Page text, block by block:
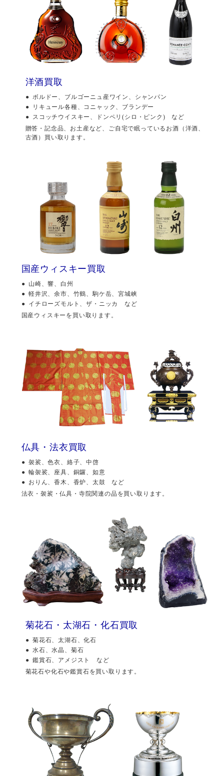
洋酒買取
ボルドー、ブルゴーニュ産ワイン、シャンパン
リキュール各種、コニャック、ブランデー
スコッチウイスキー、ドンペリ(シロ・ピンク) など
贈答・記念品、お土産など、ご自宅で眠っているお酒（洋酒、
古酒）買い取ります。
国産ウィスキー買取
山崎、響、白州
軽井沢、余市、竹鶴、駒ケ岳、宮城峡
イチローズモルト、ザ・ニッカ など
国産ウィスキーを買い取ります。
仏具・法衣買取
袈裟、色衣、絡子、中啓
輪袈裟、座具、銅鑼、如意
おりん、香木、香炉、太鼓 など
法衣・袈裟・仏具・寺院関連の品を買い取ります。
菊花石・太湖石・化石買取
菊花石、太湖石、化石
水石、水晶、菊石
鑑賞石、アメジスト など
菊花石や化石や鑑賞石を買い取ります。